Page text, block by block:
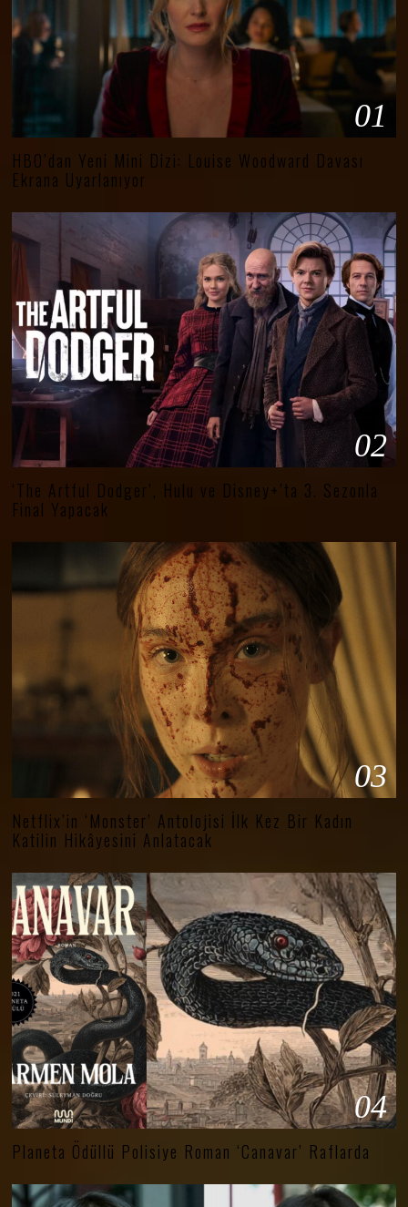
01
HBO’dan Yeni Mini Dizi: Louise Woodward Davası
Ekrana Uyarlanıyor
02
‘The Artful Dodger’, Hulu ve Disney+’ta 3. Sezonla
Final Yapacak
03
Netflix’in ‘Monster’ Antolojisi İlk Kez Bir Kadın
Katilin Hikâyesini Anlatacak
04
Planeta Ödüllü Polisiye Roman ‘Canavar’ Raflarda